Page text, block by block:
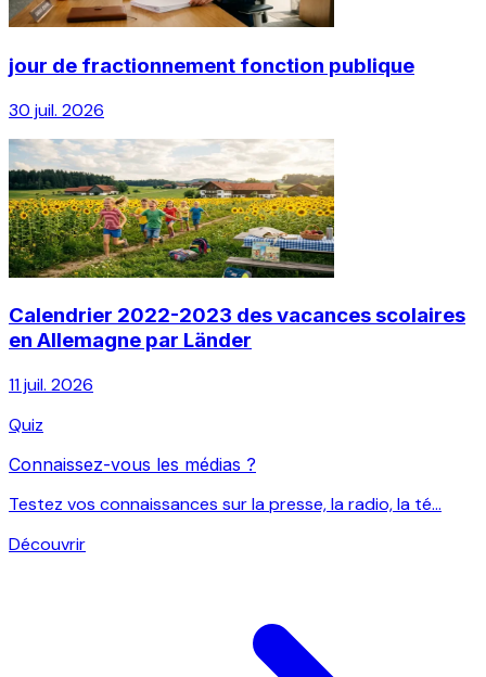
jour de fractionnement fonction publique
30 juil. 2026
Calendrier 2022-2023 des vacances scolaires
en Allemagne par Länder
11 juil. 2026
Quiz
Connaissez-vous les médias ?
Testez vos connaissances sur la presse, la radio, la té...
Découvrir